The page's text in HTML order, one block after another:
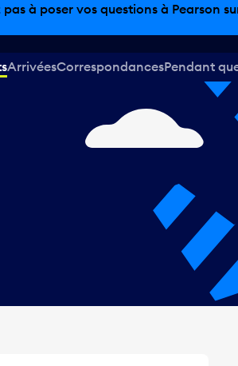
gastronomiques et bien plus
ArrivéesCorrespondancesPendant